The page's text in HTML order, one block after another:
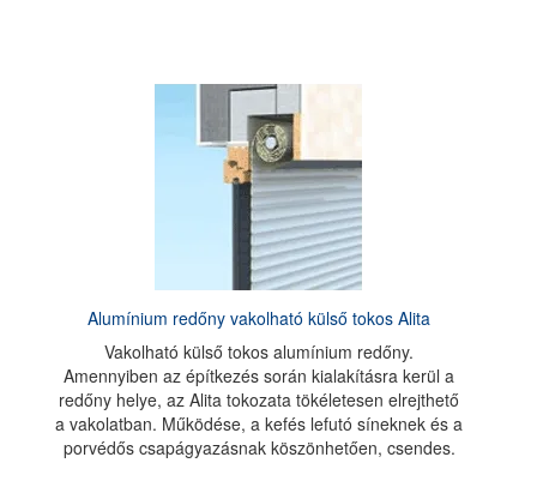
Alumínium redőny vakolható külső tokos Alita
Vakolható külső tokos alumínium redőny.
Amennyiben az építkezés során kialakításra kerül a
redőny helye, az Alita tokozata tökéletesen elrejthető
a vakolatban. Működése, a kefés lefutó síneknek és a
porvédős csapágyazásnak köszönhetően, csendes.